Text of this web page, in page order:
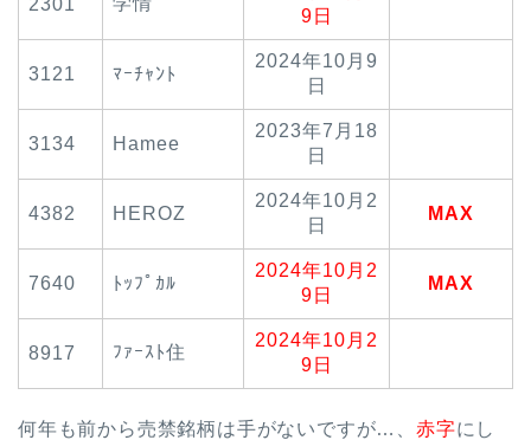
9日
3121 ﾏｰﾁｬﾝﾄ
2024年10月9
日
3134 Hamee
2023年7月18
日
4382 HEROZ
2024年10月2
日
MAX
7640 ﾄｯﾌﾟｶﾙ
2024年10月2
9日
MAX
8917 ﾌｧｰｽﾄ住
2024年10月2
9日
何年も前から売禁銘柄は手がないですが…、 赤字にし